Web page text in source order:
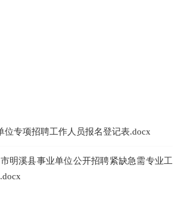
位专项招聘工作人员报名登记表.docx
明溪县事业单位公开招聘紧缺急需专业工